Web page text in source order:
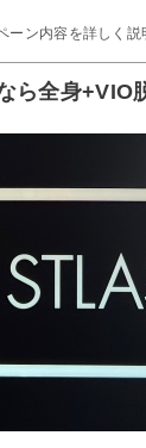
ーン内容を詳しく説
ら全身+VIO